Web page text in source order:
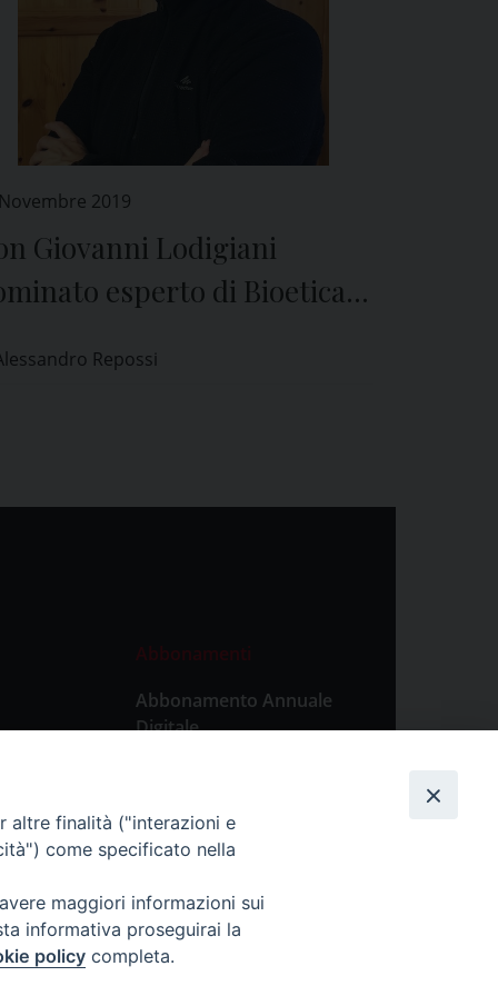
2019
Giovanni Lodigiani
esperto di Bioetica
Repossi
Abbonamenti
Abbonamento Annuale
Digitale
Abbonamento Singola
Copia Digitale
altre finalità ("interazioni e
come specificato nella
maggiori informazioni sui
informativa proseguirai la
policy completa.